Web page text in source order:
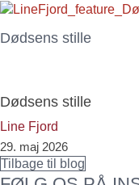
Dødsens stille
Dødsens stille
Line Fjord
29. maj 2026
Tilbage til blog